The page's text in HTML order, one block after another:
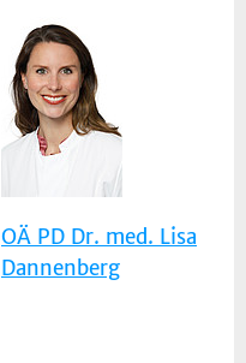
OÄ PD Dr. med. Lisa
Dannenberg